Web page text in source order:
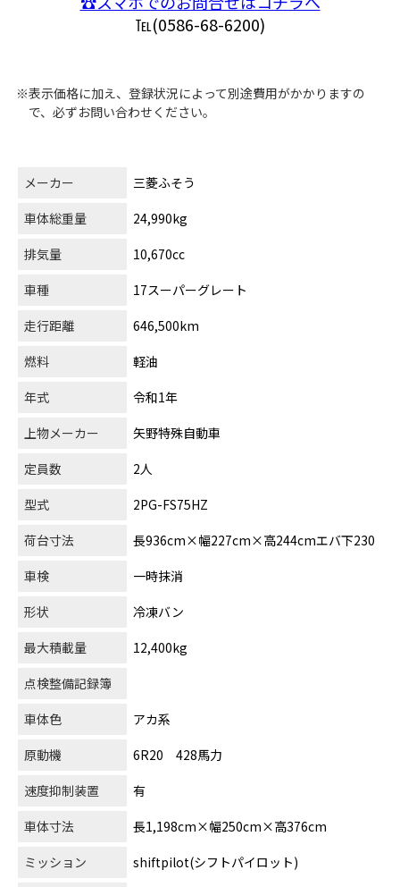
℡(0586-68-6200)
※表示価格に加え、登録状況によって別途費用がかかりますの
で、必ずお問い合わせください。
メーカー
三菱ふそう
車体総重量
24,990kg
排気量
10,670cc
車種
17スーパーグレート
走行距離
646,500km
燃料
軽油
年式
令和1年
上物メーカー
矢野特殊自動車
定員数
2人
型式
2PG-FS75HZ
荷台寸法
長936cm×幅227cm×高244cmエバ下230
車検
一時抹消
形状
冷凍バン
最大積載量
12,400kg
点検整備記録簿
車体色
アカ系
原動機
6R20 428馬力
速度抑制装置
有
車体寸法
長1,198cm×幅250cm×高376cm
ミッション
shiftpilot(シフトパイロット)